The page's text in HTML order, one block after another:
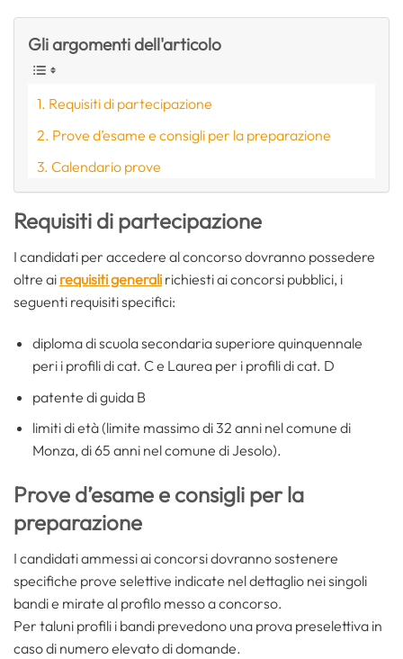
Gli argomenti dell'articolo
Requisiti di partecipazione
Prove d’esame e consigli per la preparazione
Calendario prove
Requisiti di partecipazione
I candidati per accedere al concorso dovranno possedere
oltre ai requisiti generali richiesti ai concorsi pubblici, i
seguenti requisiti specifici:
diploma di scuola secondaria superiore quinquennale
peri i profili di cat. C e Laurea per i profili di cat. D
patente di guida B
limiti di età (limite massimo di 32 anni nel comune di
Monza, di 65 anni nel comune di Jesolo).
Prove d’esame e consigli per la
preparazione
I candidati ammessi ai concorsi dovranno sostenere
specifiche prove selettive indicate nel dettaglio nei singoli
bandi e mirate al profilo messo a concorso.
Per taluni profili i bandi prevedono una prova preselettiva in
caso di numero elevato di domande.